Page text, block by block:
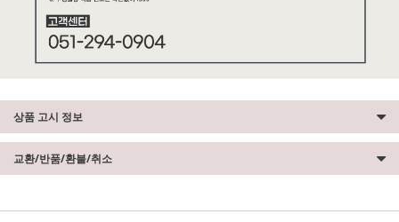
상품 고시 정보
교환/반품/환불/취소